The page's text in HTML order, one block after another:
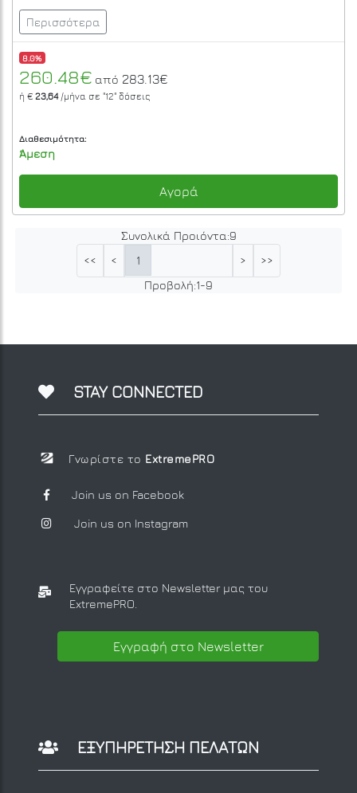
Περισσότερα
8.0%
260.48€ από 283.13€
ή € 23,64/μήνα σε "12" δόσεις
Διαθεσιμότητα:
Άμεση
Αγορά
Συνολικά Προιόντα:9
<<
< 1 >
>>
Προβολή:1-9
STAY CONNECTED
Γνωρίστε το ExtremePRO
Join us on Facebook
Join us on Instagram
Εγγραφείτε στο Newsletter μας του
ExtremePRO.
Εγγραφή στο Newsletter
ΕΞΥΠΗΡΕΤΗΣΗ ΠΕΛΑΤΩΝ